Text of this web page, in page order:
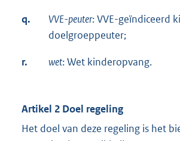
q. VVE-peuter: VVE-geïndiceerd
doelgroeppeuter;
r. wet: Wet kinderopvang.
Artikel 2 Doel regeling
Het doel van deze regeling is het